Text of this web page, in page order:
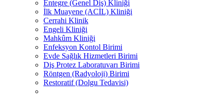
Entegre (Genel Diş) Kliniği
İlk Muayene (ACİL) Kliniği
Cerrahi Klinik
Engeli Kliniği
Mahkûm Kliniği
Enfeksyon Kontol Birimi
Evde Sağlık Hizmetleri Birimi
Diş Protez Laboratuvarı Birimi
Röntgen (Radyoloji) Birimi
Restoratif (Dolgu Tedavisi)